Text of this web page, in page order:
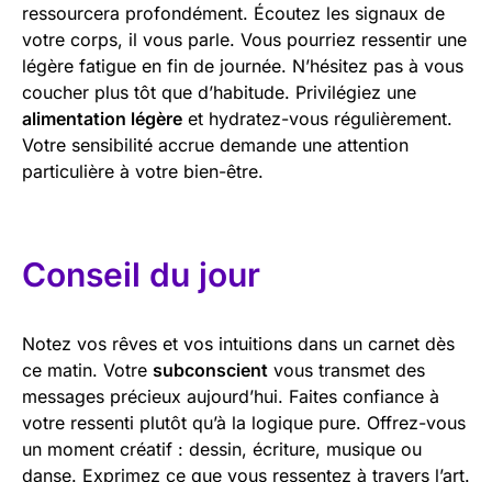
ressourcera profondément. Écoutez les signaux de
votre corps, il vous parle. Vous pourriez ressentir une
légère fatigue en fin de journée. N’hésitez pas à vous
coucher plus tôt que d’habitude. Privilégiez une
alimentation légère et hydratez-vous régulièrement.
Votre sensibilité accrue demande une attention
particulière à votre bien-être.
Conseil du jour
Notez vos rêves et vos intuitions dans un carnet dès
ce matin. Votre subconscient vous transmet des
messages précieux aujourd’hui. Faites confiance à
votre ressenti plutôt qu’à la logique pure. Offrez-vous
un moment créatif : dessin, écriture, musique ou
danse. Exprimez ce que vous ressentez à travers l’art.